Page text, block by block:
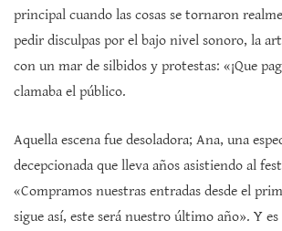
principal cuando las cosas se tornaron
pedir disculpas por el bajo nivel sonoro, la
con un mar de silbidos y protestas: «¡Que
clamaba el público.
Aquella escena fue desoladora; Ana, una
decepcionada que lleva años asistiendo al
«Compramos nuestras entradas desde el
sigue así, este será nuestro último año». Y